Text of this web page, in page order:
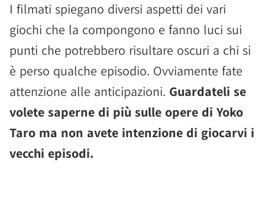
I filmati spiegano diversi aspetti dei vari
giochi che la compongono e fanno luci sui
punti che potrebbero risultare oscuri a chi si
è perso qualche episodio. Ovviamente fate
attenzione alle anticipazioni. Guardateli se
volete saperne di più sulle opere di Yoko
Taro ma non avete intenzione di giocarvi i
vecchi episodi.